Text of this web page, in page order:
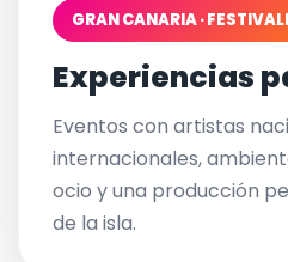
GRAN CANARIA ·
Experiencias
Eventos con artistas
internacionales,
ocio y una producción
de la isla.